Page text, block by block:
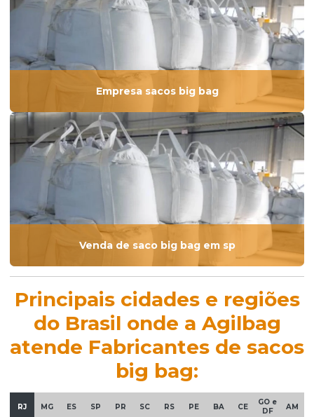
Empresa sacos big bag
Venda de saco big bag em sp
Principais cidades e regiões
do Brasil onde a Agilbag
atende Fabricantes de sacos
big bag:
RJ MG ES SP PR SC RS PE BA CE
GO e
DF
AM